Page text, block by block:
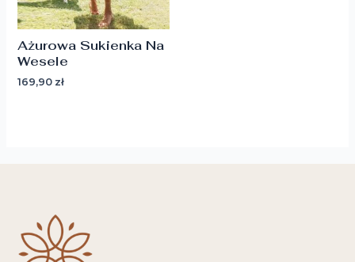
Ażurowa Sukienka Na
Wesele
169,90 zł